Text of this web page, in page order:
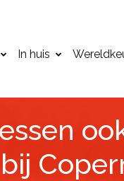
In huis
bij